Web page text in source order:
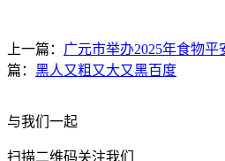
上一篇： 广元市举办2025年食物平
篇： 黑人又粗又大又黑百度
与我们一起
扫描二维码关注我们